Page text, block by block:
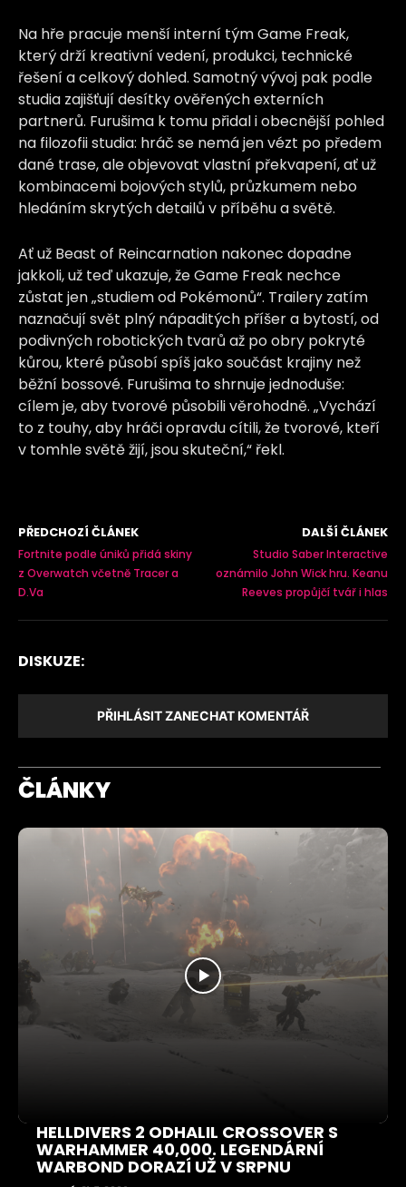
Na hře pracuje menší interní tým Game Freak,
který drží kreativní vedení, produkci, technické
řešení a celkový dohled. Samotný vývoj pak podle
studia zajišťují desítky ověřených externích
partnerů. Furušima k tomu přidal i obecnější pohled
na filozofii studia: hráč se nemá jen vézt po předem
dané trase, ale objevovat vlastní překvapení, ať už
kombinacemi bojových stylů, průzkumem nebo
hledáním skrytých detailů v příběhu a světě.
Ať už Beast of Reincarnation nakonec dopadne
jakkoli, už teď ukazuje, že Game Freak nechce
zůstat jen „studiem od Pokémonů“. Trailery zatím
naznačují svět plný nápaditých příšer a bytostí, od
podivných robotických tvarů až po obry pokryté
kůrou, které působí spíš jako součást krajiny než
běžní bossové. Furušima to shrnuje jednoduše:
cílem je, aby tvorové působili věrohodně. „Vychází
to z touhy, aby hráči opravdu cítili, že tvorové, kteří
v tomhle světě žijí, jsou skuteční,“ řekl.
PŘEDCHOZÍ ČLÁNEK
Fortnite podle úniků přidá skiny
z Overwatch včetně Tracer a
D.Va
DALŠÍ ČLÁNEK
Studio Saber Interactive
oznámilo John Wick hru. Keanu
Reeves propůjčí tvář i hlas
DISKUZE:
PŘIHLÁSIT ZANECHAT KOMENTÁŘ
ČLÁNKY
HELLDIVERS 2 ODHALIL CROSSOVER S
WARHAMMER 40,000. LEGENDÁRNÍ
WARBOND DORAZÍ UŽ V SRPNU